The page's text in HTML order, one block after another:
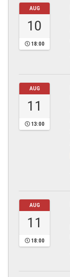
AUG
10
18:00
AUG
11
13:00
AUG
11
18:00